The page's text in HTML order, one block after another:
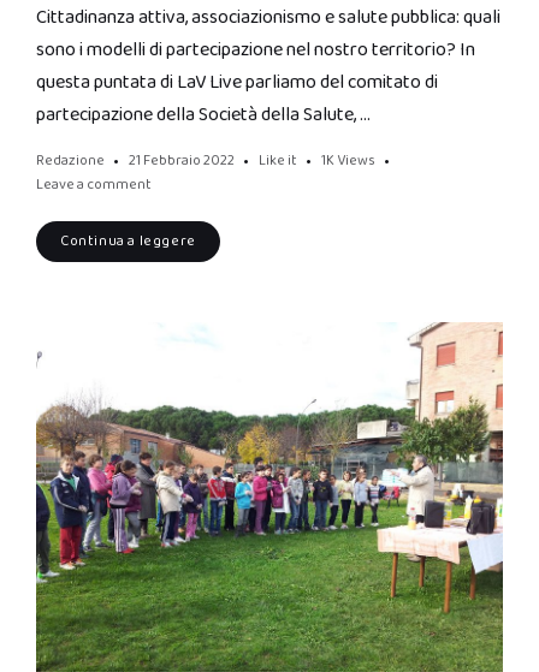
Cittadinanza attiva, associazionismo e salute pubblica: quali
sono i modelli di partecipazione nel nostro territorio? In
questa puntata di LaV Live parliamo del comitato di
partecipazione della Società della Salute, …
Redazione 21 Febbraio 2022 Like it 1K Views
Leave a comment
Continua a leggere